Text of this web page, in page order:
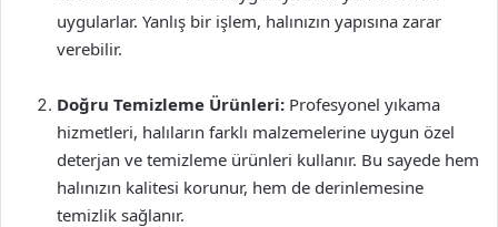
uygularlar. Yanlış bir işlem, halınızın yapısına zarar
verebilir.
Doğru Temizleme Ürünleri: Profesyonel yıkama
hizmetleri, halıların farklı malzemelerine uygun özel
deterjan ve temizleme ürünleri kullanır. Bu sayede hem
halınızın kalitesi korunur, hem de derinlemesine
temizlik sağlanır.